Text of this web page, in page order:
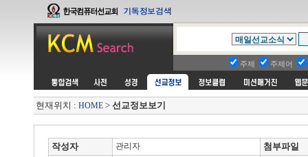
주제 주제어
현재위치 : HOME > 선교정보보기
작성자 관리자
첨부파일